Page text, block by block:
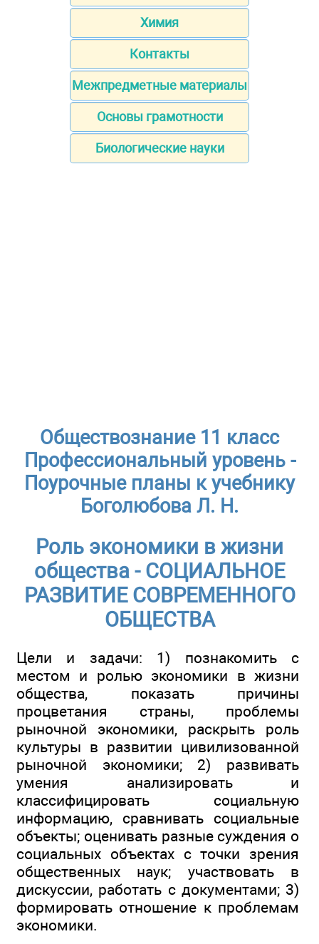
Химия
Контакты
Межпредметные материалы
Основы грамотности
Биологические науки
Обществознание 11 класс
Профессиональный уровень -
Поурочные планы к учебнику
Боголюбова Л. Н.
Роль экономики в жизни
общества - СОЦИАЛЬНОЕ
РАЗВИТИЕ СОВРЕМЕННОГО
ОБЩЕСТВА
Цели и задачи: 1) познакомить с
местом и ролью экономики в жизни
общества, показать причины
процветания страны, проблемы
рыночной экономики, раскрыть роль
культуры в развитии цивилизованной
рыночной экономики; 2) развивать
умения анализировать и
классифицировать социальную
информацию, сравнивать социальные
объекты; оценивать разные суждения о
социальных объектах с точки зрения
общественных наук; участвовать в
дискуссии, работать с документами; 3)
формировать отношение к проблемам
экономики.